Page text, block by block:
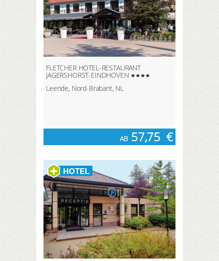
FLETCHER HOTEL-RESTAURANT
JAGERSHORST-EINDHOVEN
Leende, Nord-Brabant, NL
AB 57,75 €